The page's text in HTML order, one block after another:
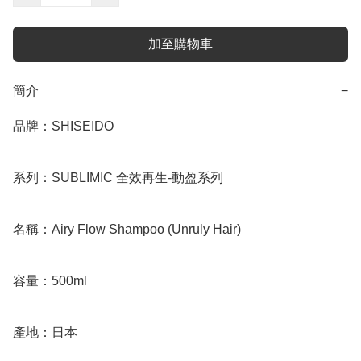
加至購物車
簡介 −
品牌：SHISEIDO
系列：SUBLIMIC 全效再生-動盈系列
名稱：Airy Flow Shampoo (Unruly Hair)
容量：500ml
產地：日本